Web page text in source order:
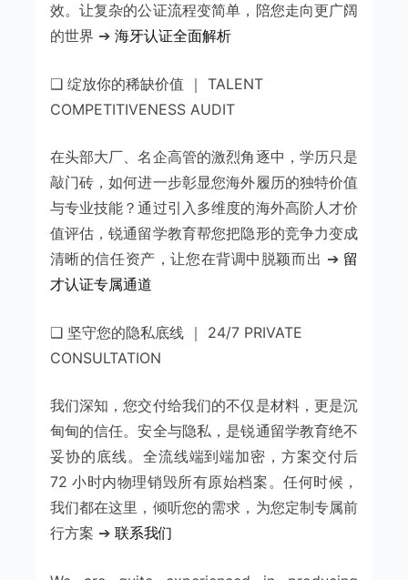
效。让复杂的公证流程变简单，陪您走向更广阔
的世界 ➔ 海牙认证全面解析
❑ 绽放你的稀缺价值 ｜ TALENT
COMPETITIVENESS AUDIT
在头部大厂、名企高管的激烈角逐中，学历只是
敲门砖，如何进一步彰显您海外履历的独特价值
与专业技能？通过引入多维度的海外高阶人才价
值评估，锐通留学教育帮您把隐形的竞争力变成
清晰的信任资产，让您在背调中脱颖而出 ➔ 留
才认证专属通道
❑ 坚守您的隐私底线 ｜ 24/7 PRIVATE
CONSULTATION
我们深知，您交付给我们的不仅是材料，更是沉
甸甸的信任。安全与隐私，是锐通留学教育绝不
妥协的底线。全流线端到端加密，方案交付后
72 小时内物理销毁所有原始档案。任何时候，
我们都在这里，倾听您的需求，为您定制专属前
行方案 ➔ 联系我们